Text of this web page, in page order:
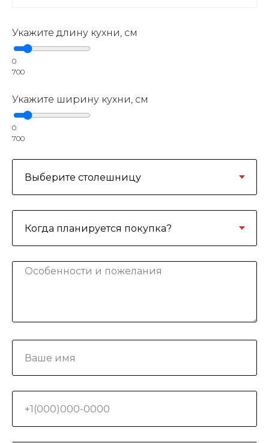
Укажите длину кухни, см
0
700
Укажите ширину кухни, см
0
700